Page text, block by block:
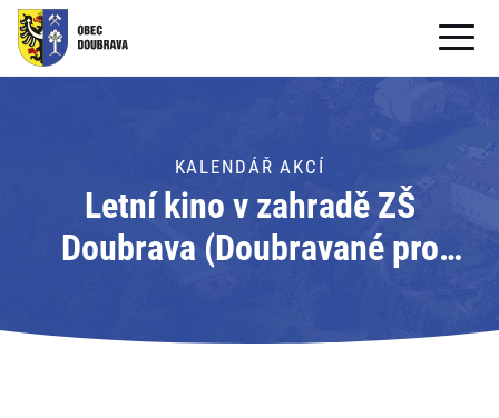
OBECNÍ ÚŘAD
PRO OBČANY
Formuláře ke stažení
PRO TURISTY
KALENDÁŘ AKCÍ
Letní kino v zahradě ZŠ
Doubrava (Doubravané pro